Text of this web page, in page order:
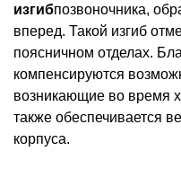
изгибпозвоночника,
вперед. Такой изгиб
поясничном отделах.
компенсируются
возникающие во время
также обеспечивается
корпуса.